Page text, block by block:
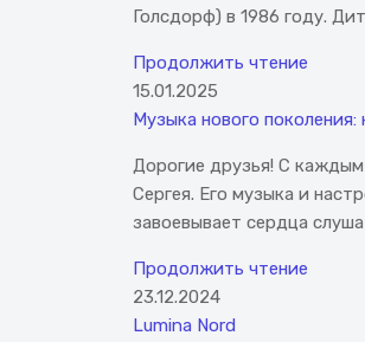
Голсдорф) в 1986 году.
Продолжить чтение
15.01.2025
Музыка нового
Дорогие друзья! С
Сергея. Его музыка и
завоевывает сердца
Продолжить чтение
23.12.2024
Lumina Nord